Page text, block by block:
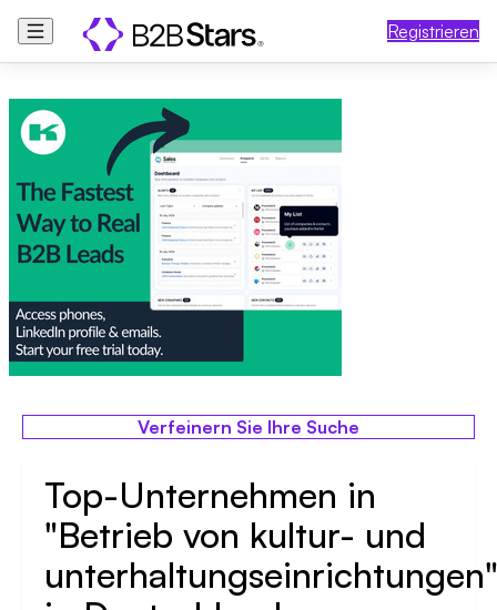
Registrieren
Verfeinern Sie Ihre Suche
Top-Unternehmen in
"Betrieb von kultur- und
unterhaltungseinrichtungen"